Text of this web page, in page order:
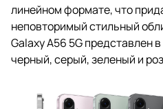
линейном формате, что
неповторимый стильный
Galaxy A56 5G представлен
черный, серый, зеленый и